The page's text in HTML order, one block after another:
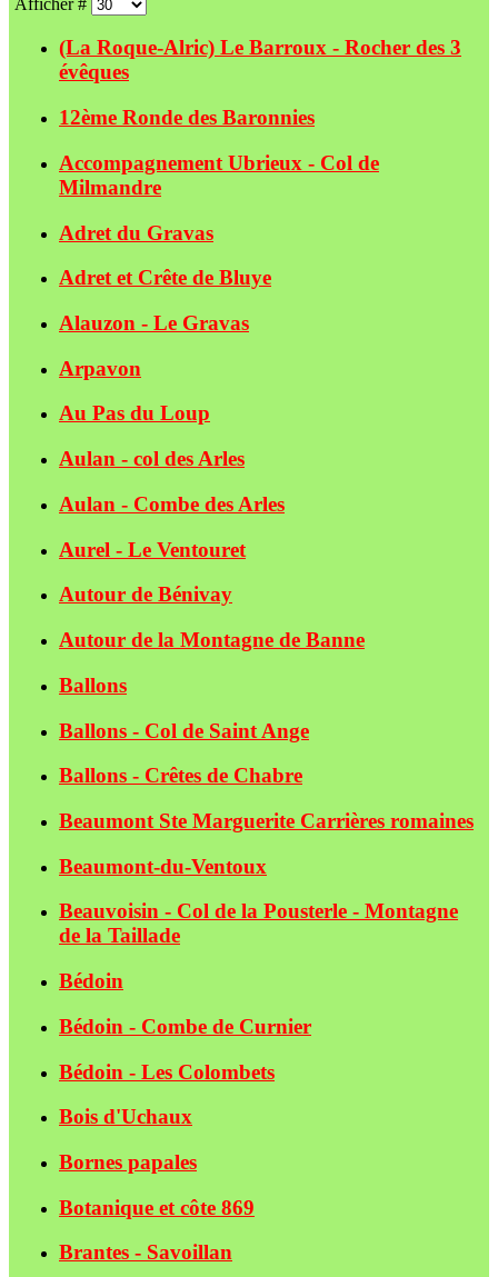
(La Roque-Alric) Le Barroux - Rocher des 3
évêques
12ème Ronde des Baronnies
Accompagnement Ubrieux - Col de
Milmandre
Adret du Gravas
Adret et Crête de Bluye
Alauzon - Le Gravas
Arpavon
Au Pas du Loup
Aulan - col des Arles
Aulan - Combe des Arles
Aurel - Le Ventouret
Autour de Bénivay
Autour de la Montagne de Banne
Ballons
Ballons - Col de Saint Ange
Ballons - Crêtes de Chabre
Beaumont Ste Marguerite Carrières romaines
Beaumont-du-Ventoux
Beauvoisin - Col de la Pousterle - Montagne
de la Taillade
Bédoin
Bédoin - Combe de Curnier
Bédoin - Les Colombets
Bois d'Uchaux
Bornes papales
Botanique et côte 869
Brantes - Savoillan